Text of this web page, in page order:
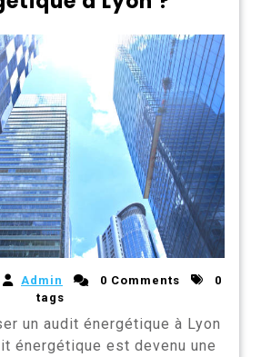
Admin 0 Comments
0
tags
un audit énergétique à Lyon
énergétique est devenu une